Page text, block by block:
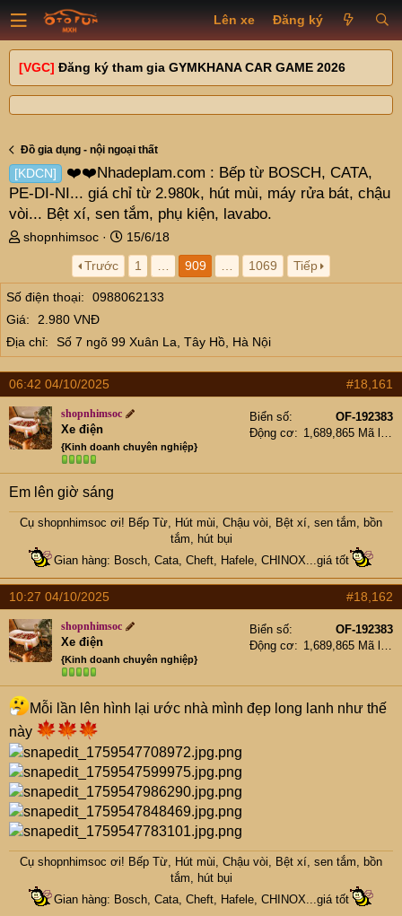
Lên xe Đăng ký
[VGC] Đăng ký tham gia GYMKHANA CAR GAME 2026
Đồ gia dụng - nội ngoại thất
[KDCN]
❤️❤️Nhadeplam.com : Bếp từ BOSCH, CATA,
PE-DI-NI... giá chỉ từ 2.980k, hút mùi, máy rửa bát, chậu
vòi... Bệt xí, sen tắm, phụ kiện, lavabo.
T
e
a
d
s
t
a
r
t
e
r
shopnhimsoc
N
g
y
g
15/6/18
Trước
1 909 1069 Tiếp
Số điện thoại
0988062133
Giá
2.980 VNĐ
Địa chỉ
Số 7 ngõ 99 Xuân La, Tây Hồ, Hà Nội
06:42 04/10/2025 #18,161
shopnhimsoc
Xe điện
{Kinh doanh chuyên nghiệp}
Biển số
OF-192383
Động cơ
1,689,865 Mã lực
Em lên giờ sáng
Cụ shopnhimsoc ơi! Bếp Từ, Hút mùi, Chậu vòi, Bệt xí, sen tắm, bồn
tắm, hút bụi
Gian hàng: Bosch, Cata, Cheft, Hafele, CHINOX...giá tốt
10:27 04/10/2025 #18,162
shopnhimsoc
Xe điện
{Kinh doanh chuyên nghiệp}
Biển số
OF-192383
Động cơ
1,689,865 Mã lực
Mỗi lần lên hình lại ước nhà mình đẹp long lanh như thế
này
Cụ shopnhimsoc ơi! Bếp Từ, Hút mùi, Chậu vòi, Bệt xí, sen tắm, bồn
tắm, hút bụi
Gian hàng: Bosch, Cata, Cheft, Hafele, CHINOX...giá tốt